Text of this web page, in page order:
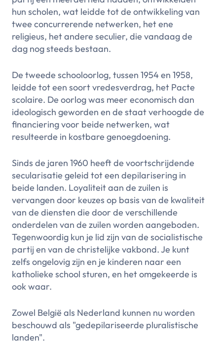
hun scholen, wat leidde tot de ontwikkeling van
twee concurrerende netwerken, het ene
religieus, het andere seculier, die vandaag de
dag nog steeds bestaan.
De tweede schooloorlog, tussen 1954 en 1958,
leidde tot een soort vredesverdrag, het Pacte
scolaire. De oorlog was meer economisch dan
ideologisch geworden en de staat verhoogde de
financiering voor beide netwerken, wat
resulteerde in kostbare genoegdoening.
Sinds de jaren 1960 heeft de voortschrijdende
secularisatie geleid tot een depilarisering in
beide landen. Loyaliteit aan de zuilen is
vervangen door keuzes op basis van de kwaliteit
van de diensten die door de verschillende
onderdelen van de zuilen worden aangeboden.
Tegenwoordig kun je lid zijn van de socialistische
partij en van de christelijke vakbond. Je kunt
zelfs ongelovig zijn en je kinderen naar een
katholieke school sturen, en het omgekeerde is
ook waar.
Zowel België als Nederland kunnen nu worden
beschouwd als "gedepilariseerde pluralistische
landen".